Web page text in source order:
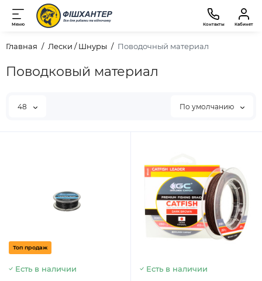
Меню Контакты Кабинет
Главная Лески / Шнуры Поводочный материал
Поводковый материал
48 По умолчанию
Топ продаж
Есть в наличии
Есть в наличии